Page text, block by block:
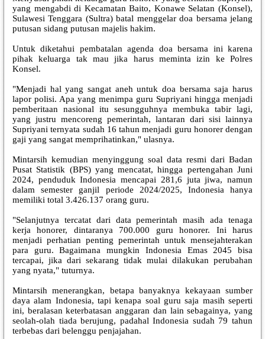
yang mengabdi di Kecamatan Baito, Konawe Selatan (Konsel),
Sulawesi Tenggara (Sultra) batal menggelar doa bersama jelang
putusan sidang putusan majelis hakim.
Untuk diketahui pembatalan agenda doa bersama ini karena
pihak keluarga tak mau jika harus meminta izin ke Polres
Konsel.
"Menjadi hal yang sangat aneh untuk doa bersama saja harus
lapor polisi. Apa yang menimpa guru Supriyani hingga menjadi
pemberitaan nasional itu sesungguhnya membuka tabir lagi,
yang justru mencoreng pemerintah, lantaran dari sisi lainnya
Supriyani ternyata sudah 16 tahun menjadi guru honorer dengan
gaji yang sangat memprihatinkan," ulasnya.
Mintarsih kemudian menyinggung soal data resmi dari Badan
Pusat Statistik (BPS) yang mencatat, hingga pertengahan Juni
2024, penduduk Indonesia mencapai 281,6 juta jiwa, namun
dalam semester ganjil periode 2024/2025, Indonesia hanya
memiliki total 3.426.137 orang guru.
"Selanjutnya tercatat dari data pemerintah masih ada tenaga
kerja honorer, dintaranya 700.000 guru honorer. Ini harus
menjadi perhatian penting pemerintah untuk mensejahterakan
para guru. Bagaimana mungkin Indonesia Emas 2045 bisa
tercapai, jika dari sekarang tidak mulai dilakukan perubahan
yang nyata," tuturnya.
Mintarsih menerangkan, betapa banyaknya kekayaan sumber
daya alam Indonesia, tapi kenapa soal guru saja masih seperti
ini, beralasan keterbatasan anggaran dan lain sebagainya, yang
seolah-olah tiada berujung, padahal Indonesia sudah 79 tahun
terbebas dari belenggu penjajahan.